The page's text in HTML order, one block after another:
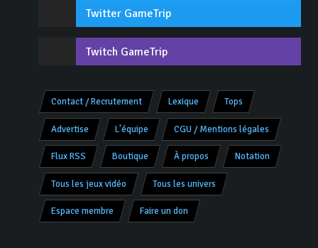
Twitter GameTrip
Twitch GameTrip
Contact / Recrutement Lexique Tops
Advertise L'équipe CGU / Mentions légales
Flux RSS Boutique À propos Notation
Tous les jeux vidéo Tous les univers
Espace membre Faire un don